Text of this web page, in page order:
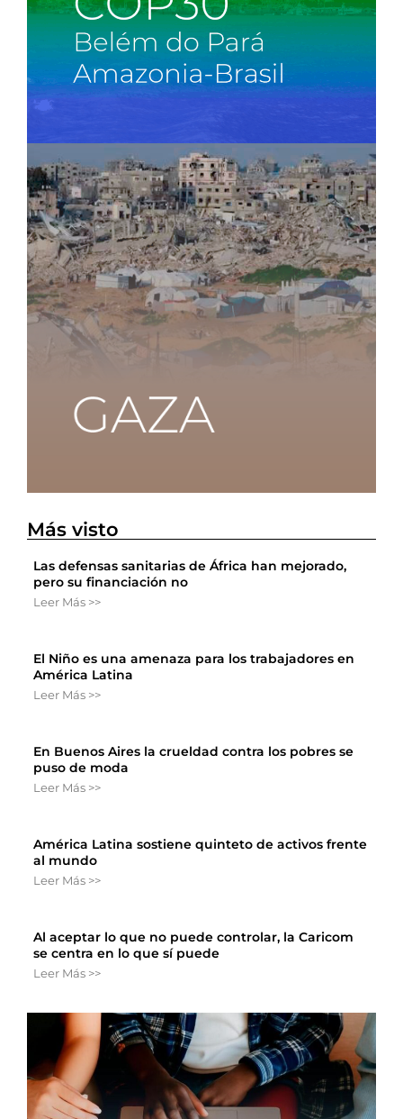
Más visto
Las defensas sanitarias de África han mejorado,
pero su financiación no
Leer Más >>
El Niño es una amenaza para los trabajadores en
América Latina
Leer Más >>
En Buenos Aires la crueldad contra los pobres se
puso de moda
Leer Más >>
América Latina sostiene quinteto de activos frente
al mundo
Leer Más >>
Al aceptar lo que no puede controlar, la Caricom
se centra en lo que sí puede
Leer Más >>